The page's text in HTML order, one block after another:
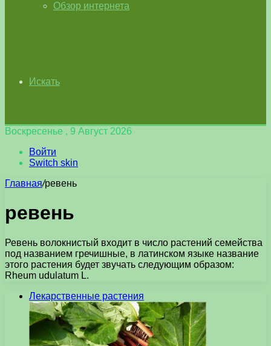
Обзор интернета
Искать
Воскресенье , 9 Август 2026
Войти
Switch skin
Главная/ревень
ревень
Ревень волокнистый входит в число растений семейства
под названием гречишные, в латинском языке название
этого растения будет звучать следующим образом:
Rheum udulatum L.
Лекарственные растения